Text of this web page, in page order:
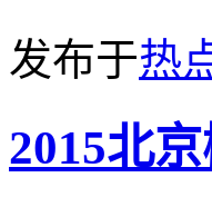
发布于热
2015北